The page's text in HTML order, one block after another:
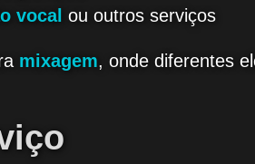
vocal ou outros serviços
mixagem, onde diferentes